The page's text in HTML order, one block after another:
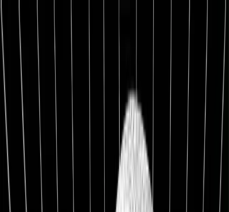
1:1 BETREUUNG
Werde Top 1 % Investor
Persönliche 1:1 Zusammenarbeit — Portfolio-Aufbau,
Strategie & exklusive Co-Investments.
26,8%
Ø Rendite / Jahr
3.129
Millionäre
100K+
Investoren
★★★★★ 4.9/5
Weiterempfehlung
Kostenfreies Erstgespräch